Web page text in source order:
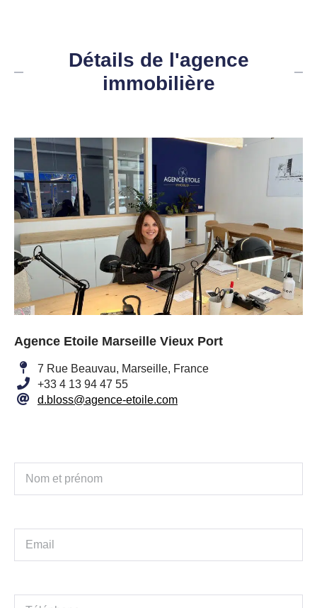
Détails de l'agence
immobilière
Agence Etoile Marseille Vieux Port
7 Rue Beauvau, Marseille, France
+33 4 13 94 47 55
d.bloss@agence-etoile.com